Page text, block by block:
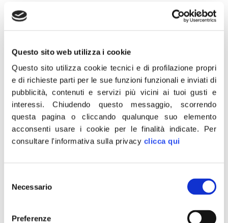
Questo sito web utilizza i cookie
Questo sito utilizza cookie tecnici e di profilazione propri
e di richieste parti per le sue funzioni funzionali e inviati di
pubblicità, contenuti e servizi più vicini ai tuoi gusti e
interessi.Chiudendo questo messaggio, scorrendo
questa pagina o cliccando qualunque suo elemento
acconsenti usare i cookie per le finalità indicate. Per
consultare l'informativa sulla privacy clicca qui
delNecessario
Preferenze
PADOVA
Certificati Penali e Curriculum Vitae THIENE
Certificati Penali e Curriculum Vitae
VERONA I CIRC.
Certificati Penali e Curriculum Vitae
VERONA II CIRC.
VERONA IV CIRC.